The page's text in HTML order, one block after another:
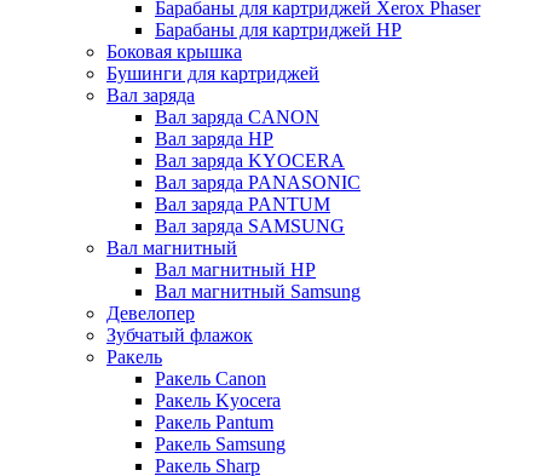
Барабаны для картриджей Xerox Phaser
Барабаны для картриджей НР
Боковая крышка
Бушинги для картриджей
Вал заряда
Вал заряда CANON
Вал заряда HP
Вал заряда KYOCERA
Вал заряда PANASONIC
Вал заряда PANTUM
Вал заряда SAMSUNG
Вал магнитный
Вал магнитный HP
Вал магнитный Samsung
Девелопер
Зубчатый флажок
Ракель
Ракель Canon
Ракель Kyocera
Ракель Pantum
Ракель Samsung
Ракель Sharp